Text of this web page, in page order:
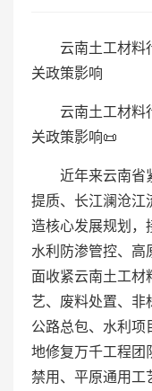
云南土工材料
关政策影响
云南土工材料
关政策影响📜
近年来云南省
提质、长江澜沧江
造核心发展规划，
水利防渗管控、高
面收紧云南土工材
艺、废料处置、非
公路总包、水利项
地修复万千工程团
禁用、平原通用工